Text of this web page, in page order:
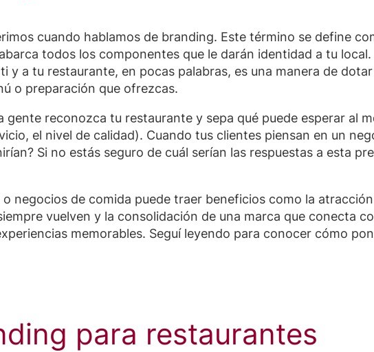
cuando hablamos de branding. Este término se define
todos los componentes que le darán identidad a tu local.
y a tu restaurante, en pocas palabras, es una manera de
o preparación que ofrezcas.
gente reconozca tu restaurante y sepa qué puede esperar al
el nivel de calidad). Cuando tus clientes piensan en un
Si no estás seguro de cuál serían las respuestas a esta
negocios de comida puede traer beneficios como la
vuelven y la consolidación de una marca que conecta
memorables. Seguí leyendo para conocer cómo
para restaurantes